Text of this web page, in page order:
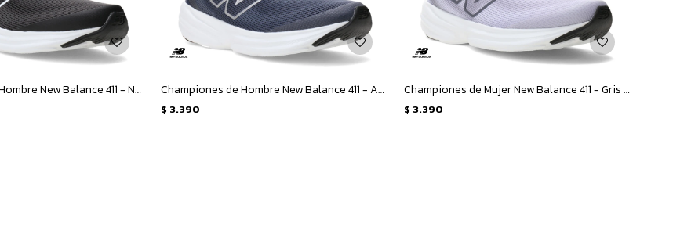
Championes de Hombre New Balance 411 - Negro Championes de Hombre New Balance 411 - Azul
$ 3.390
Championes de Mujer New Balance 411 - Gris - Violeta
$ 3.390